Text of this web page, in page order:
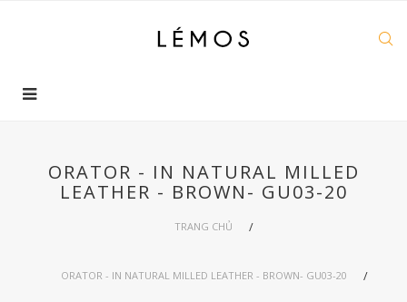
ORATOR - IN NATURAL MILLED
LEATHER - BROWN- GU03-20
TRANG CHỦ
ORATOR - IN NATURAL MILLED LEATHER - BROWN- GU03-20